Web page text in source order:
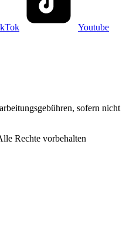
Youtube
sofern nicht
Rechte vorbehalten